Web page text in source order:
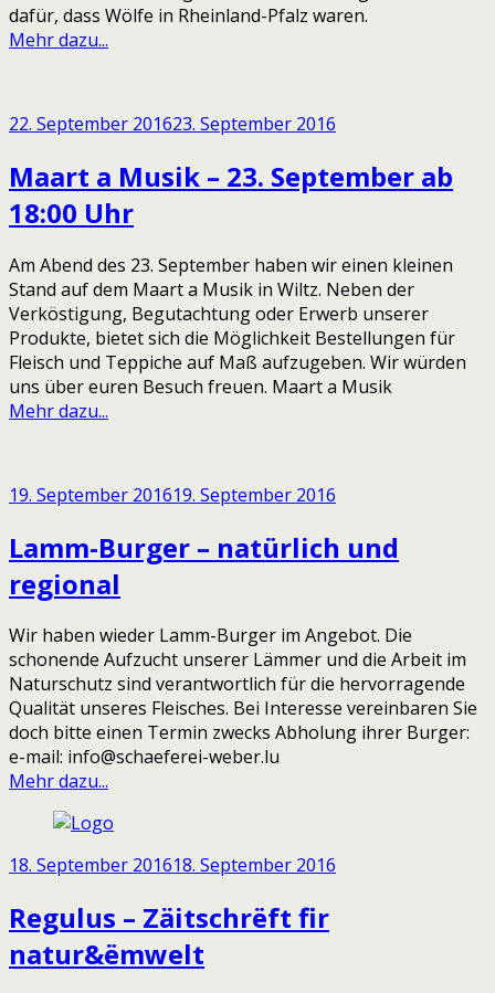
dafür, dass Wölfe in Rheinland-Pfalz waren.
Mehr dazu...
22. September 201623. September 2016
Maart a Musik – 23. September ab
18:00 Uhr
Am Abend des 23. September haben wir einen kleinen
Stand auf dem Maart a Musik in Wiltz. Neben der
Verköstigung, Begutachtung oder Erwerb unserer
Produkte, bietet sich die Möglichkeit Bestellungen für
Fleisch und Teppiche auf Maß aufzugeben. Wir würden
uns über euren Besuch freuen. Maart a Musik
Mehr dazu...
19. September 201619. September 2016
Lamm-Burger – natürlich und
regional
Wir haben wieder Lamm-Burger im Angebot. Die
schonende Aufzucht unserer Lämmer und die Arbeit im
Naturschutz sind verantwortlich für die hervorragende
Qualität unseres Fleisches. Bei Interesse vereinbaren Sie
doch bitte einen Termin zwecks Abholung ihrer Burger:
e-mail: info@schaeferei-weber.lu
Mehr dazu...
18. September 201618. September 2016
Regulus – Zäitschrëft fir
natur&ëmwelt